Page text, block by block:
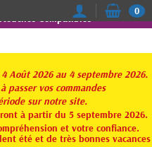
Compatibles
Août 2026 au 4 septembre 2026.
vos commandes
sur notre site.
à partir du 5 septembre 2026.
et votre confiance.
été et de très bonnes vacances
0